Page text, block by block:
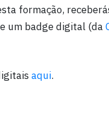
formação,
um badge digital (da
aqui.